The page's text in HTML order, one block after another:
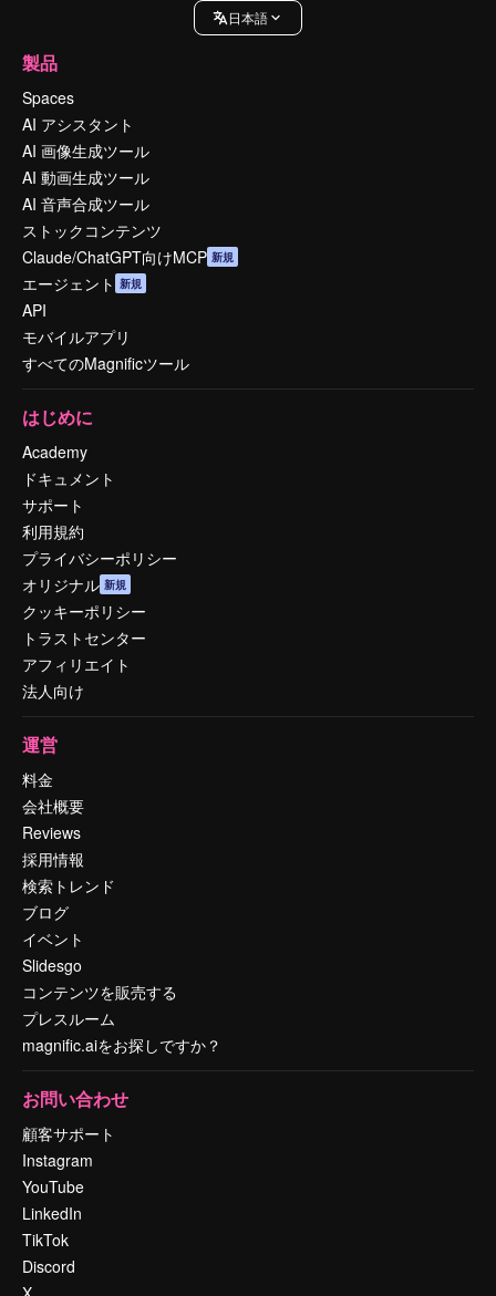
日本語
製品
Spaces
AI アシスタント
AI 画像生成ツール
AI 動画生成ツール
AI 音声合成ツール
ストックコンテンツ
Claude/ChatGPT向けMCP 新規
エージェント 新規
API
モバイルアプリ
すべてのMagnificツール
はじめに
Academy
ドキュメント
サポート
利用規約
プライバシーポリシー
オリジナル 新規
クッキーポリシー
トラストセンター
アフィリエイト
法人向け
運営
料金
会社概要
Reviews
採用情報
検索トレンド
ブログ
イベント
Slidesgo
コンテンツを販売する
プレスルーム
magnific.aiをお探しですか？
お問い合わせ
顧客サポート
Instagram
YouTube
LinkedIn
TikTok
Discord